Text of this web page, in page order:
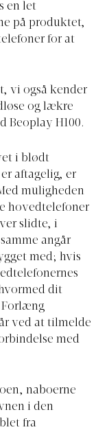
en let
på produktet,
for at
vi også kender
og lækre
Beoplay H100.
i blødt
aftagelig, er
muligheden
hovedtelefoner
slidte, i
angår
med; hvis
dit
Forlæng
ved at tilmelde
med
naboerne
i den
fra